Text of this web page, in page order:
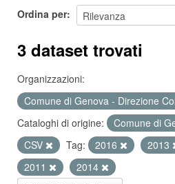
Ordina per
3 dataset trovati
Organizzazioni:
Comune di Genova - Direzione
Cataloghi di origine:
Comune di
CSV
Tag: 2016 2013
2011
2014